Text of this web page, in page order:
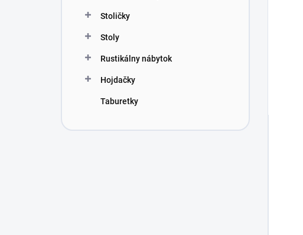
Stoličky
Stoly
Rustikálny nábytok
Hojdačky
Taburetky